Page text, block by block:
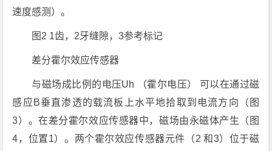
速度感测）。
图2 1齿，2牙缝隙，3参考标记
差分霍尔效应传感器
与磁场成比例的电压Uh （霍尔电压） 可以在通过磁
感应B垂直渗透的载流板上水平地拾取到电流方向（图
3）。在差分霍尔效应传感器中，磁场由永磁体产生（图
4，位置1）。两个霍尔效应传感器元件（2 和3）位于磁